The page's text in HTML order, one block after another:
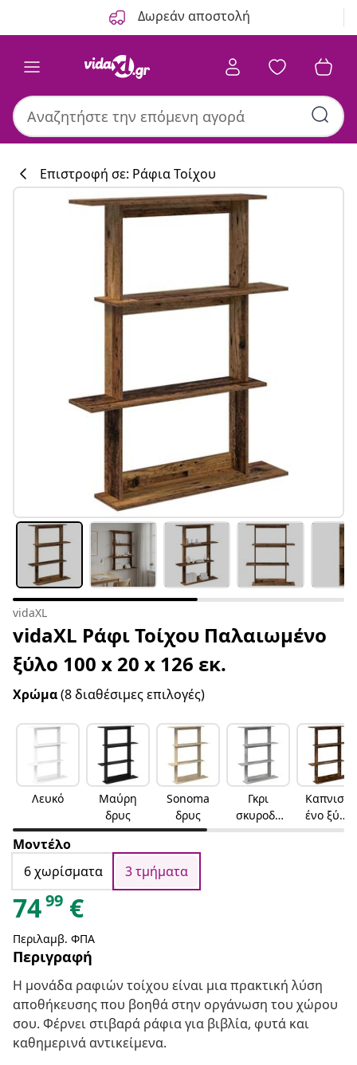
Δωρεάν αποστολή
#sharemevidaxl
Επιστροφή σε: Ράφια Τοίχου
vidaXL
vidaXL Ράφι Τοίχου Παλαιωμένο
ξύλο 100 x 20 x 126 εκ.
Χρώμα(8 διαθέσιμες επιλογές)
Λευκό
Μαύρη
δρυς
Sonoma
δρυς
Γκρι
σκυροδέ
ματος
Καπνισμ
ένο ξύλο
δρυός
Μοντέλο
6 χωρίσματα
3 τμήματα
7499 €
Περιλαμβ. ΦΠΑ
Περιγραφή
Η μονάδα ραφιών τοίχου είναι μια πρακτική λύση
αποθήκευσης που βοηθά στην οργάνωση του χώρου
σου. Φέρνει στιβαρά ράφια για βιβλία, φυτά και
καθημερινά αντικείμενα.